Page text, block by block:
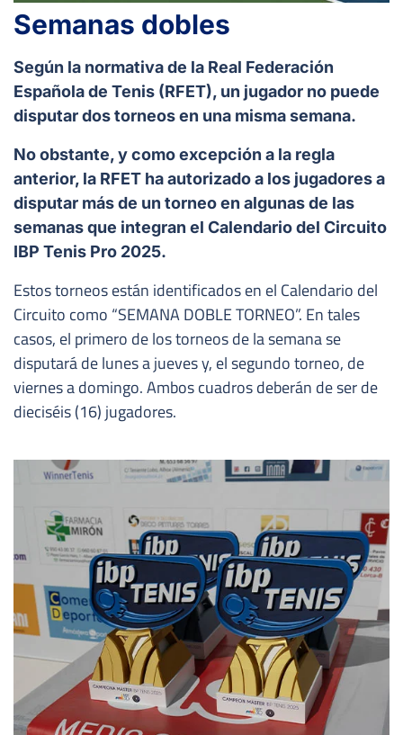
Semanas dobles
Según la normativa de la Real Federación
Española de Tenis (RFET), un jugador no puede
disputar dos torneos en una misma semana.
No obstante, y como excepción a la regla
anterior, la RFET ha autorizado a los jugadores a
disputar más de un torneo en algunas de las
semanas que integran el Calendario del Circuito
IBP Tenis Pro 2025.
Estos torneos están identificados en el Calendario del
Circuito como “SEMANA DOBLE TORNEO”. En tales
casos, el primero de los torneos de la semana se
disputará de lunes a jueves y, el segundo torneo, de
viernes a domingo. Ambos cuadros deberán de ser de
dieciséis (16) jugadores.